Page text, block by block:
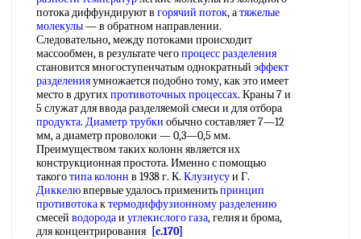
потока диффундируют в горячий поток, атяжелые
молекулы— в обратном направлении.
Следовательно, между потоками происходит
массообмен, в результате чегопроцесс разделения
становится многоступенчатым однократный эффект
разделенияумножается подобно тому, как это имеет
место в другихпротивоточных процессах. Краны 7 и
5 служат для ввода разделяемой смеси и для отбора
продукта. Диаметр трубки обычно составляет 7—12
мм, а диаметр проволоки — 0,3—0,5 мм.
Преимуществом таких колонн является их
конструкционная простота. Именно с помощью
такоготипа колонн в 1938 г. К. Клузиусуи Г.
Диккелювпервые удалось применитьпринцип
противотокактермодиффузионному разделению
смесей водородаи углекислого газа, гелия и брома,
для концентрирования [c.170]